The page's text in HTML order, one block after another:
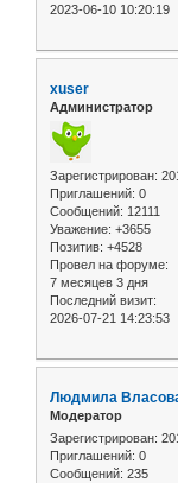
2023-06-10 10:20:19
xuser
Администратор
Зарегистрирован:
Приглашений: 0
Сообщений: 12111
Уважение: +3655
Позитив: +4528
Провел на форуме:
7 месяцев 3 дня
Последний визит:
2026-07-21 14:23:53
Людмила
Модератор
Зарегистрирован:
Приглашений: 0
Сообщений: 235